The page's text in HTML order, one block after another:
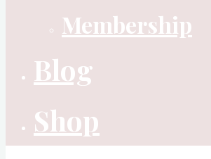
Membership
Blog
Shop